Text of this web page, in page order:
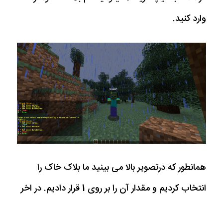
وارد کنید.
همانطور که درتصویر بالا می بینید ما بلاک خاک را
انتخاب کردیم و مقدار آن را بر روی 1 قرار دادیم. در اخر